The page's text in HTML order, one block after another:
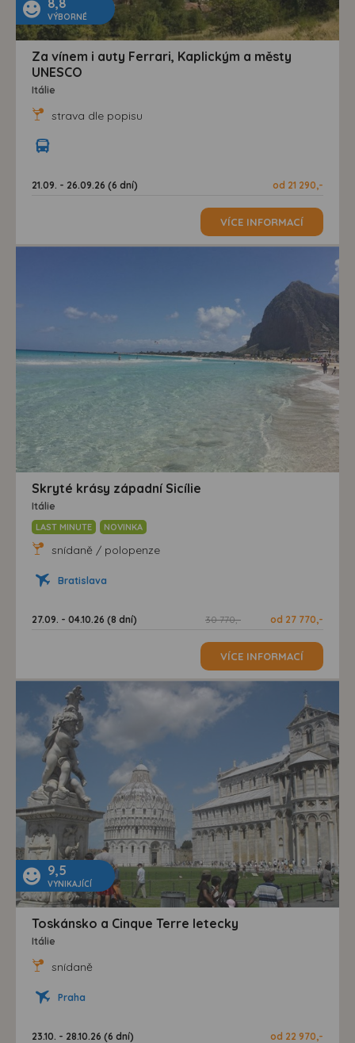
VÝBORNÉ
Za vínem i auty Ferrari, Kaplickým a městy
UNESCO
Itálie
strava dle popisu
21.09. - 26.09.26 (6 dní) od 21 290,-
VÍCE INFORMACÍ
Skryté krásy západní Sicílie
Itálie
LAST MINUTE NOVINKA
snídaně / polopenze
Bratislava
27.09. - 04.10.26 (8 dní) 30 770,- od 27 770,-
VÍCE INFORMACÍ
9,5
VYNIKAJÍCÍ
Toskánsko a Cinque Terre letecky
Itálie
snídaně
Praha
23.10. - 28.10.26 (6 dní) od 22 970,-